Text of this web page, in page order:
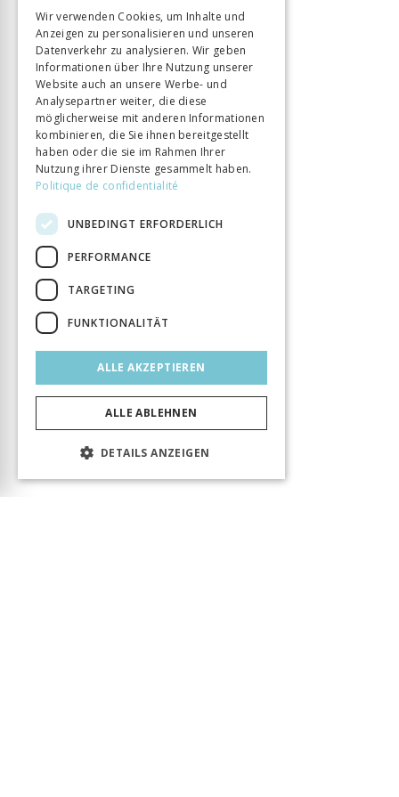
ITALIAN
Wir verwenden Cookies, um Inhalte und
Anzeigen zu personalisieren und unseren
Datenverkehr zu analysieren. Wir geben
Informationen über Ihre Nutzung unserer
Website auch an unsere Werbe- und
Analysepartner weiter, die diese
möglicherweise mit anderen Informationen
kombinieren, die Sie ihnen bereitgestellt
haben oder die sie im Rahmen Ihrer
Nutzung ihrer Dienste gesammelt haben.
Politique de confidentialité
UNBEDINGT ERFORDERLICH
PERFORMANCE
TARGETING
FUNKTIONALITÄT
ALLE AKZEPTIEREN
ALLE ABLEHNEN
DETAILS ANZEIGEN